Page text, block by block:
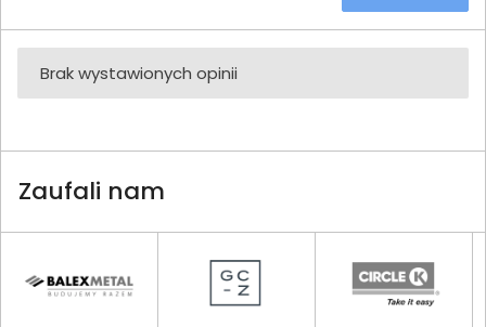
Brak wystawionych opinii
Zaufali nam